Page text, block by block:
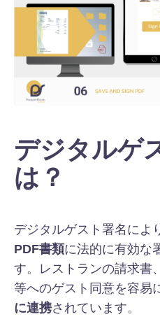
デジタルゲ
は？
デジタルゲスト署名によ
PDF書類に法的に有効な
す。レストランの請求書
等へのゲスト同意を容易
に連携されています。